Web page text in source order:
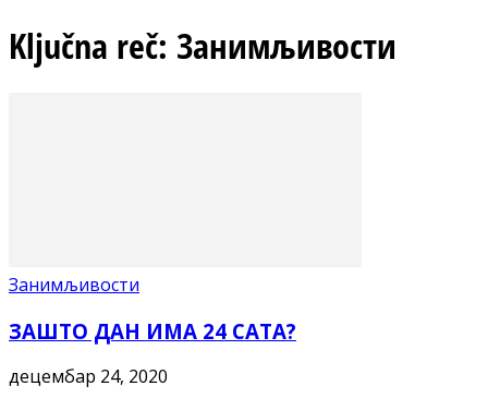
Ključna reč: Занимљивости
Занимљивости
ЗАШТО ДАН ИМА 24 САТА?
децембар 24, 2020